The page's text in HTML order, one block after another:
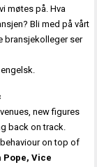
møtes på. Hva
Bli med på vårt
bransjekolleger ser
new figures
back on track.
on top of
Pope, Vice